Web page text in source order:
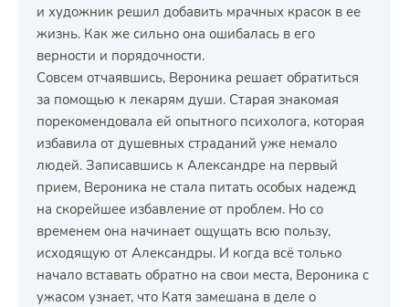
и художник решил добавить мрачных красок в ее
жизнь. Как же сильно она ошибалась в его
верности и порядочности.
Совсем отчаявшись, Вероника решает обратиться
за помощью к лекарям души. Старая знакомая
порекомендовала ей опытного психолога, которая
избавила от душевных страданий уже немало
людей. Записавшись к Александре на первый
прием, Вероника не стала питать особых надежд
на скорейшее избавление от проблем. Но со
временем она начинает ощущать всю пользу,
исходящую от Александры. И когда всё только
начало вставать обратно на свои места, Вероника с
ужасом узнает, что Катя замешана в деле о